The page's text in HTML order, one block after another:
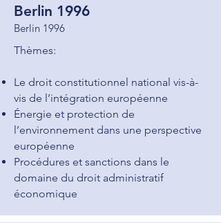
Berlin 1996
Berlin 1996
Thèmes:
Le droit constitutionnel national vis-à-
vis de l’intégration européenne
Énergie et protection de
l’environnement dans une perspective
européenne
Procédures et sanctions dans le
domaine du droit administratif
économique